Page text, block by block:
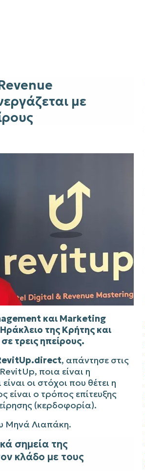
με
και Marketing
της Κρήτης και
τρεις ηπείρους.
, απάντησε στις
ποια είναι η
οι στόχοι που θέτει η
είναι ο τρόπος επίτευξης
(κερδοφορία).
Μηνά Λιαπάκη.
σημεία της
κλάδο με τους